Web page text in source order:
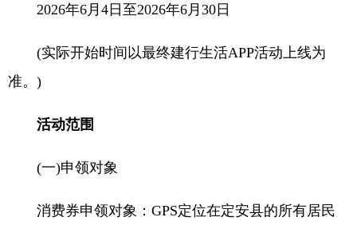
2026年6月4日至2026年6月30日
(实际开始时间以最终建行生活APP活动上线为
准。)
活动范围
(一)申领对象
消费券申领对象：GPS定位在定安县的所有居民